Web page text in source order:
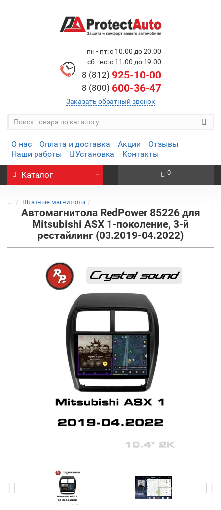
пн - пт: с 10.00 до 20.00
сб - вс: с 11.00 до 19.00
8 (812) 925-10-00
8 (800) 600-36-47
Заказать обратный звонок
О нас Оплата и доставка Акции
Отзывы
Наши работы
Установка Контакты
Каталог 0
... Штатные магнитолы
Автомагнитола RedPower 85226 для
Mitsubishi ASX 1-поколение, 3-й
рестайлинг (03.2019-04.2022)